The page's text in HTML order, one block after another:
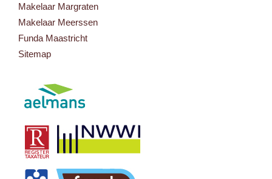
Makelaar Margraten
Makelaar Meerssen
Funda Maastricht
Sitemap